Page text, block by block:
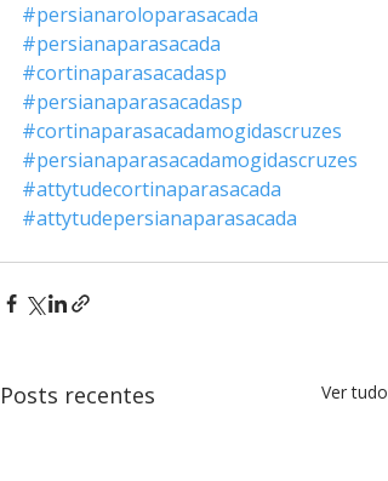
#persianaroloparasacada
#persianaparasacada
#cortinaparasacadasp
#persianaparasacadasp
#cortinaparasacadamogidascruzes
#persianaparasacadamogidascruzes
#attytudecortinaparasacada
#attytudepersianaparasacada
Posts recentes Ver tudo